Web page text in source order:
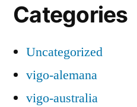
Categories
Uncategorized
vigo-alemana
vigo-australia